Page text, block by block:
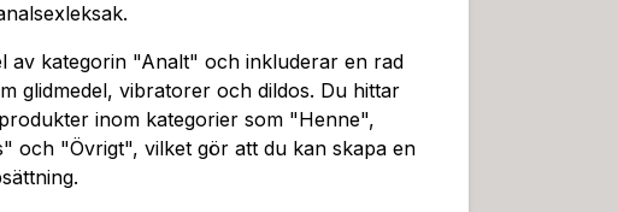
av kategorin "Analt" och inkluderar en rad
glidmedel, vibratorer och dildos. Du hittar
inom kategorier som "Henne",
och "Övrigt", vilket gör att du kan skapa en